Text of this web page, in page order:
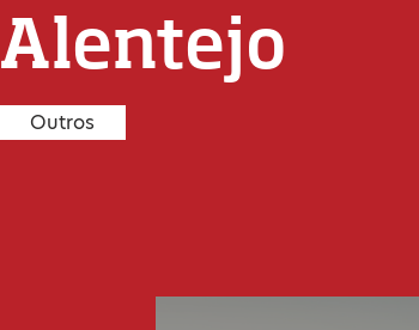
Alentejo
Outros